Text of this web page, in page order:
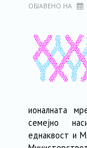
ОБЈАВЕНО НА
ионалната
семејно
еднаквост и